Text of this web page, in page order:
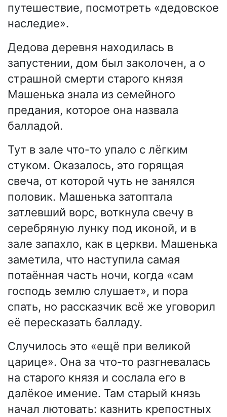
путешествие, посмотреть «дедовское
наследие».
Дедова деревня находилась в
запустении, дом был заколочен, а о
страшной смерти старого князя
Машенька знала из семейного
предания, которое она назвала
балладой.
Тут в зале что-то упало с лёгким
стуком. Оказалось, это горящая
свеча, от которой чуть не занялся
половик. Машенька затоптала
затлевший ворс, воткнула свечу в
серебряную лунку под иконой, и в
зале запахло, как в церкви. Машенька
заметила, что наступила самая
потаённая часть ночи, когда «сам
господь землю слушает», и пора
спать, но рассказчик всё же уговорил
её пересказать балладу.
Случилось это «ещё при великой
царице». Она за что-то разгневалась
на старого князя и сослала его в
далёкое имение. Там старый князь
начал лютовать: казнить крепостных